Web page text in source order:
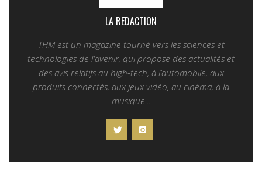
LA REDACTION
THM est un magazine tourné vers les sciences et
technologies de l'avenir, qui propose des actualités et
des avis relatifs au high-tech, à l’automobile, aux
produits connectés, aux jeux vidéo, au cinéma, à la
musique...